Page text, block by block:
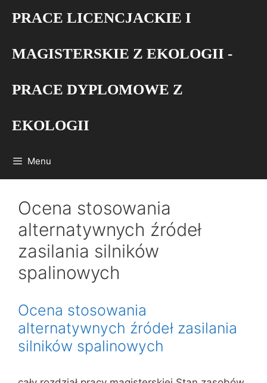
PRACE LICENCJACKIE I
MAGISTERSKIE Z EKOLOGII -
PRACE DYPLOMOWE Z
EKOLOGII
Menu
Ocena stosowania
alternatywnych źródeł
zasilania silników
spalinowych
Ocena stosowania
alternatywnych źródeł zasilania
silników spalinowych